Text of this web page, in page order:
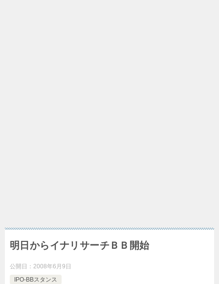
明日からイナリサーチＢＢ開始
公開日： 2008年6月9日
IPO-BBスタンス